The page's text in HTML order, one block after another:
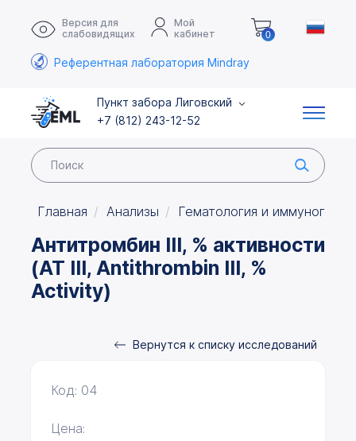
Версия для
слабовидящих
Мой
кабинет
0
Референтная лаборатория Mindray
Пункт забора Лиговский
+7 (812) 243-12-52
Главная Анализы Гематология и
Антитромбин III, % активности
(АТ III, Antithrombin III, %
Activity)
Вернутся к списку исследований
Код: 04
Цена: